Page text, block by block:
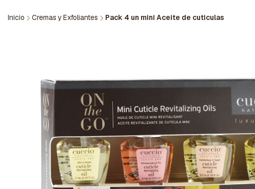
Inicio Cremas y Exfoliantes Pack 4 un mini Aceite de cuticulas